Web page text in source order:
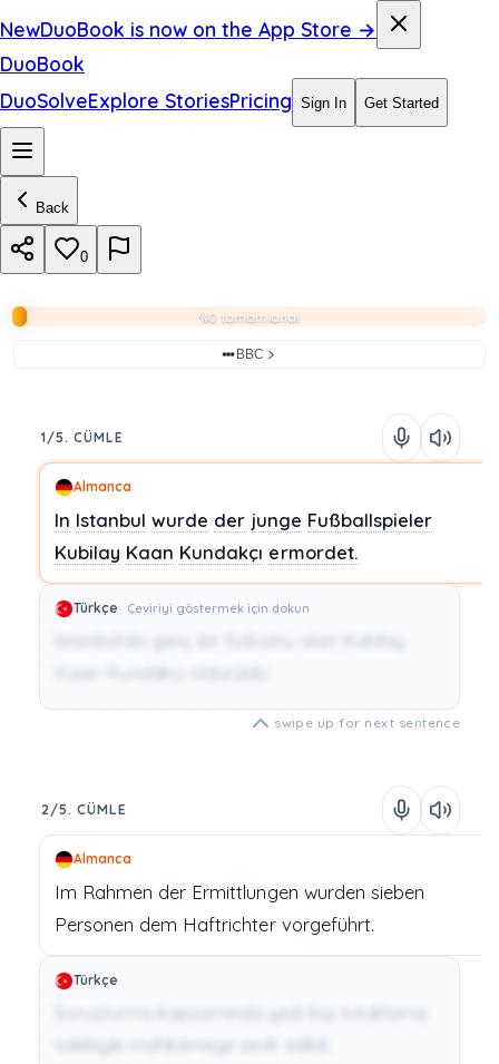
NewDuoBook is now on the App Store →
DuoBook
DuoSolveExplore StoriesPricing Sign In Get Started
Back
0
%0 tamamlandı
BBC
1/5. CÜMLE
Almanca
In Istanbul wurde der junge Fußballspieler
Kubilay Kaan Kundakçı ermordet.
Türkçe Çeviriyi göstermek için dokun
İstanbul'da genç bir futbolcu olan Kubilay
Kaan Kundakçı öldürüldü.
swipe up for next sentence
2/5. CÜMLE
Almanca
Im Rahmen der Ermittlungen wurden sieben
Personen dem Haftrichter vorgeführt.
Türkçe